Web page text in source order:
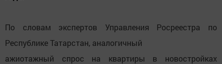
По словам экспертов Управления Росреестра по
Республике Татарстан, аналогичный
ажиотажный спрос на квартиры в новостройках